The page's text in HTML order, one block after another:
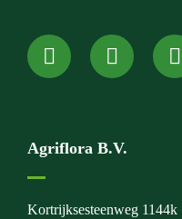
Agriflora B.V.
Kortrijksesteenweg 1144k